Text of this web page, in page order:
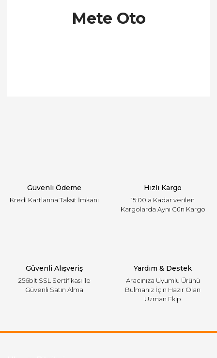
Mete Oto
Bu ürüne benzer farklı alternatifler olmalı.
Güvenli Ödeme
Kredi Kartlarına Taksit İmkanı
Hızlı Kargo
15:00'a Kadar verilen
Kargolarda Aynı Gün Kargo
Güvenli Alışveriş
256bit SSL Sertifikası ile
Güvenli Satın Alma
Yardım & Destek
Aracınıza Uyumlu Ürünü
Bulmanız İçin Hazır Olan
Uzman Ekip